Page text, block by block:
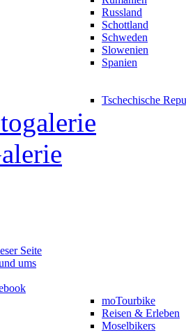
Russland
Schottland
Schweden
Slowenien
Spanien
Tschechische
Seite
ums
moTourbike
Reisen & Erleben
Moselbikers